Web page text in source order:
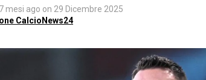
7 mesi ago on 29 Dicembre 2025
CalcioNews24